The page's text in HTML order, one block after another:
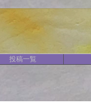
投稿一覧